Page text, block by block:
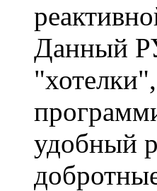
Данный
удобный